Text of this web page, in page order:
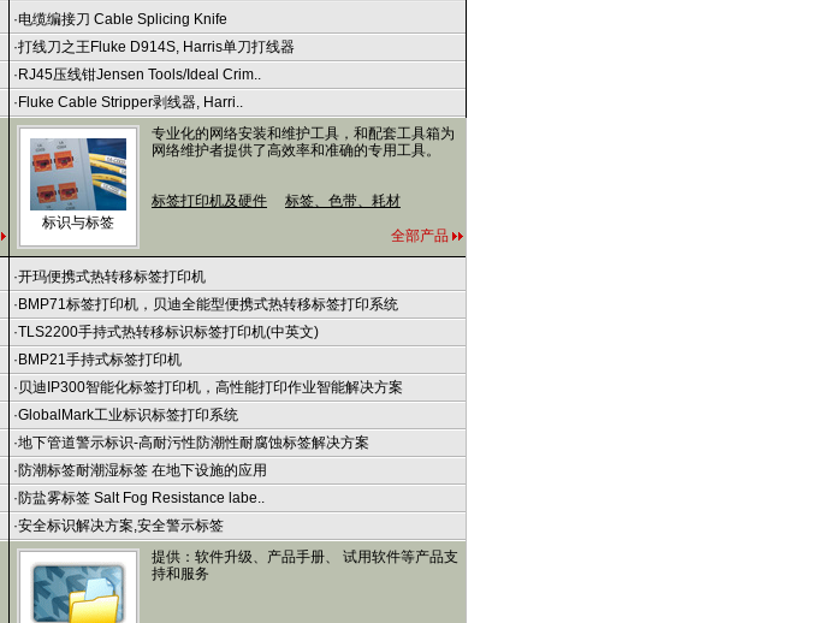
·电缆编接刀 Cable Splicing Knife
·打线刀之王Fluke D914S, Harris单刀打线器
· RJ45压线钳Jensen Tools/Ideal Crim..
· Fluke Cable Stripper剥线器, Harri..
标识与标签
专业化的网络安装和维护工具，和配套工具箱为
网络维护者提供了高效率和准确的专用工具。
标签打印机及硬件 标签、色带、耗材
全部产品
·开玛便携式热转移标签打印机
· BMP71标签打印机，贝迪全能型便携式热转移标签打印系统
·TLS2200手持式热转移标识标签打印机(中英文)
· BMP21手持式标签打印机
· 贝迪IP300智能化标签打印机，高性能打印作业智能解决方案
·GlobalMark工业标识标签打印系统
·地下管道警示标识-高耐污性防潮性耐腐蚀标签解决方案
·防潮标签耐潮湿标签 在地下设施的应用
·防盐雾标签 Salt Fog Resistance labe..
·安全标识解决方案,安全警示标签
提供：软件升级、产品手册、 试用软件等产品支
持和服务